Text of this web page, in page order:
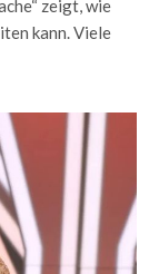
zeigt, wie
kann. Viele